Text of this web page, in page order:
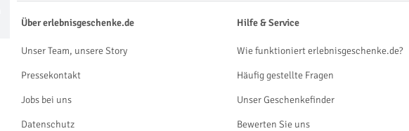
Über erlebnisgeschenke.de
Unser Team, unsere Story
Pressekontakt
Jobs bei uns
Datenschutz
Hilfe & Service
Wie funktioniert erlebnisgeschenke.de?
Häufig gestellte Fragen
Unser Geschenkefinder
Bewerten Sie uns